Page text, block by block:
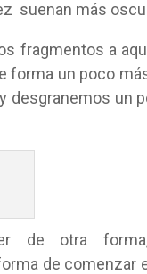
suenan más
fragmentos a
forma un poco
desgranemos un
de otra
de comenzar